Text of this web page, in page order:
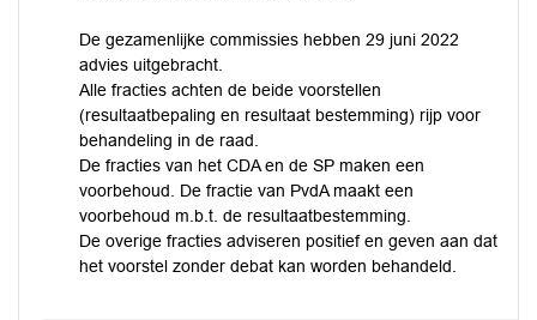
De gezamenlijke commissies hebben 29 juni 2022
advies uitgebracht.
Alle fracties achten de beide voorstellen
(resultaatbepaling en resultaat bestemming) rijp voor
behandeling in de raad.
De fracties van het CDA en de SP maken een
voorbehoud. De fractie van PvdA maakt een
voorbehoud m.b.t. de resultaatbestemming.
De overige fracties adviseren positief en geven aan dat
het voorstel zonder debat kan worden behandeld.